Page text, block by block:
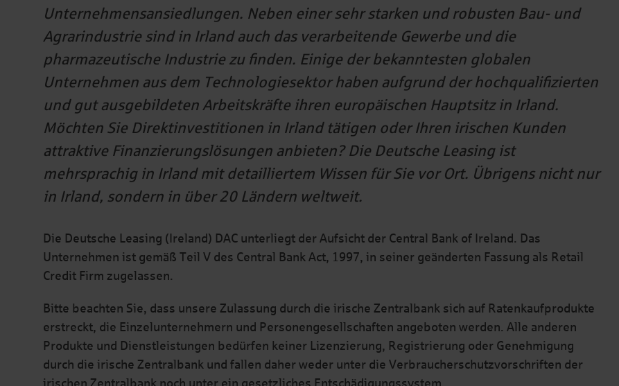
Unternehmensansiedlungen. Neben einer sehr starken und robusten Bau- und
Agrarindustrie sind in Irland auch das verarbeitende Gewerbe und die
pharmazeutische Industrie zu finden. Einige der bekanntesten globalen
Unternehmen aus dem Technologiesektor haben aufgrund der hochqualifizierten
und gut ausgebildeten Arbeitskräfte ihren europäischen Hauptsitz in Irland.
Möchten Sie Direktinvestitionen in Irland tätigen oder Ihren irischen Kunden
attraktive Finanzierungslösungen anbieten? Die Deutsche Leasing ist
mehrsprachig in Irland mit detailliertem Wissen für Sie vor Ort. Übrigens nicht nur
in Irland, sondern in über 20 Ländern weltweit.
Die Deutsche Leasing (Ireland) DAC unterliegt der Aufsicht der Central Bank of Ireland. Das
Unternehmen ist gemäß Teil V des Central Bank Act, 1997, in seiner geänderten Fassung als Retail
Credit Firm zugelassen.
Bitte beachten Sie, dass unsere Zulassung durch die irische Zentralbank sich auf Ratenkaufprodukte
erstreckt, die Einzelunternehmern und Personengesellschaften angeboten werden. Alle anderen
Produkte und Dienstleistungen bedürfen keiner Lizenzierung, Registrierung oder Genehmigung
durch die irische Zentralbank und fallen daher weder unter die Verbraucherschutzvorschriften der
irischen Zentralbank noch unter ein gesetzliches Entschädigungssystem.